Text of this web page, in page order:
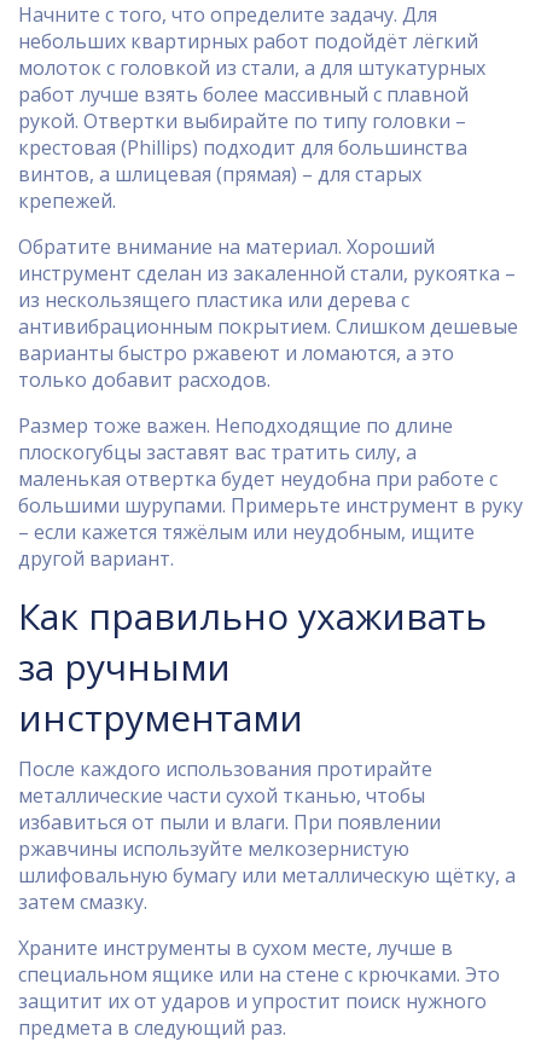
Начните с того, что определите задачу. Для
небольших квартирных работ подойдёт лёгкий
молоток с головкой из стали, а для штукатурных
работ лучше взять более массивный с плавной
рукой. Отвертки выбирайте по типу головки –
крестовая (Phillips) подходит для большинства
винтов, а шлицевая (прямая) – для старых
крепежей.
Обратите внимание на материал. Хороший
инструмент сделан из закаленной стали, рукоятка –
из нескользящего пластика или дерева с
антивибрационным покрытием. Слишком дешевые
варианты быстро ржавеют и ломаются, а это
только добавит расходов.
Размер тоже важен. Неподходящие по длине
плоскогубцы заставят вас тратить силу, а
маленькая отвертка будет неудобна при работе с
большими шурупами. Примерьте инструмент в руку
– если кажется тяжёлым или неудобным, ищите
другой вариант.
Как правильно ухаживать
за ручными
инструментами
После каждого использования протирайте
металлические части сухой тканью, чтобы
избавиться от пыли и влаги. При появлении
ржавчины используйте мелкозернистую
шлифовальную бумагу или металлическую щётку, а
затем смазку.
Храните инструменты в сухом месте, лучше в
специальном ящике или на стене с крючками. Это
защитит их от ударов и упростит поиск нужного
предмета в следующий раз.